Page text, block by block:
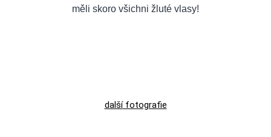
měli skoro všichni žluté vlasy!
dalšífotografie